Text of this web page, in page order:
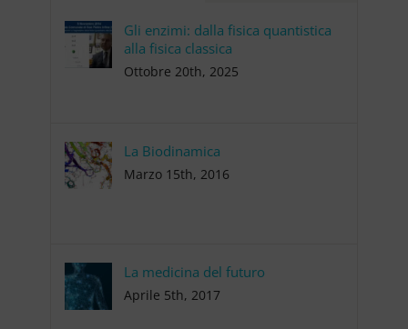
Gli enzimi: dalla fisica quantistica
alla fisica classica
Ottobre 20th, 2025
La Biodinamica
Marzo 15th, 2016
La medicina del futuro
Aprile 5th, 2017